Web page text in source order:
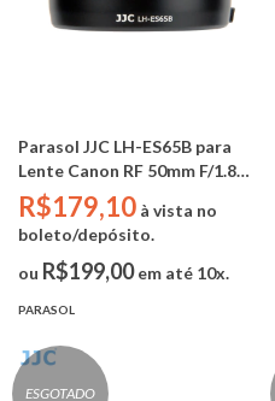
Parasol JJC LH-ES65B para
Lente Canon RF 50mm F/1.8
STM (Substitui Canon ES-65B)
R$179,10 à vista no
boleto/depósito.
ou R$199,00em até 10x.
PARASOL
ESGOTADO